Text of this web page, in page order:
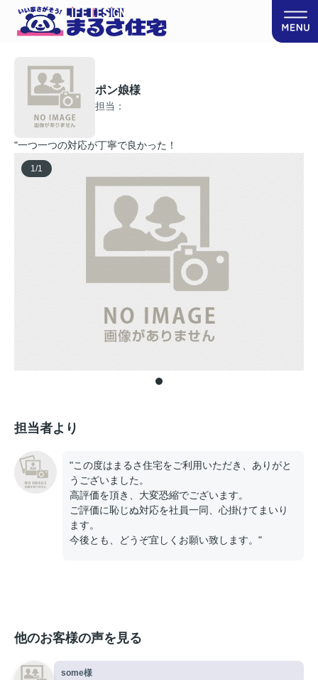
ポン娘様
担当：
"一つ一つの対応が丁寧で良かった！
1/1
担当者より
"この度はまるさ住宅をご利用いただき、ありがと
うございました。
高評価を頂き、大変恐縮でございます。
ご評価に恥じぬ対応を社員一同、心掛けてまいり
ます。
今後とも、どうぞ宜しくお願い致します。"
他のお客様の声を見る
some様